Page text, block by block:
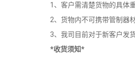
1、客户需清楚货物的具体
2、货物内不可携带管制器
3、我司目前对于新客户发
*收货须知*